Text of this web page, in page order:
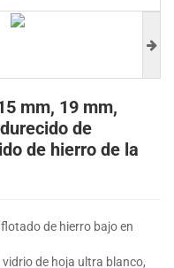
mm, 19 mm,
de
de hierro de la
de hierro bajo en
de hoja ultra blanco,